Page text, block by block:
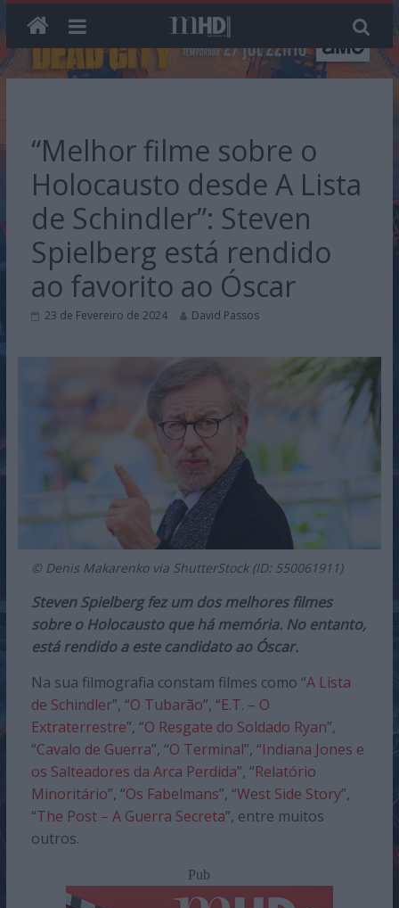
“Melhor filme sobre o
Holocausto desde A Lista
de Schindler”: Steven
Spielberg está rendido
ao favorito ao Óscar
23 de Fevereiro de 2024 David Passos
© Denis Makarenko via ShutterStock (ID: 550061911)
Steven Spielberg fez um dos melhores filmes
sobre o Holocausto que há memória. No entanto,
está rendido a este candidato ao Óscar.
Na sua filmografia constam filmes como “A Lista
de Schindler”, “O Tubarão”, “E.T. – O
Extraterrestre”, “O Resgate do Soldado Ryan”,
“Cavalo de Guerra”, “O Terminal”, “Indiana Jones e
os Salteadores da Arca Perdida”, “Relatório
Minoritário”, “Os Fabelmans”, “West Side Story”,
“The Post – A Guerra Secreta”, entre muitos
outros.
Pub